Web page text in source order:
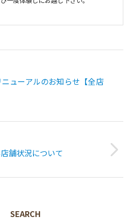
ューアルのお知らせ【全店
舗状況について
SEARCH